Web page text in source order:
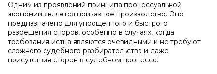
Одним из проявлений принципа процессуальной
экономии является приказное производство. Оно
предназначено для упрощенного и быстрого
разрешения споров, особенно в случаях, когда
требования истца являются очевидными и не требуют
сложного судебного разбирательства и даже
присутствия сторон в судебном процессе.